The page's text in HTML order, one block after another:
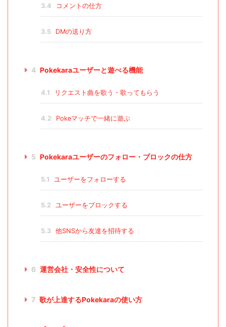
3.4 コメントの仕方
3.5 DMの送り方
4 Pokekaraユーザーと遊べる機能
4.1 リクエスト曲を歌う・歌ってもらう
4.2 Pokeマッチで一緒に遊ぶ
5 Pokekaraユーザーのフォロー・ブロックの仕方
5.1 ユーザーをフォローする
5.2 ユーザーをブロックする
5.3 他SNSから友達を招待する
6 運営会社・安全性について
7 歌が上達するPokekaraの使い方